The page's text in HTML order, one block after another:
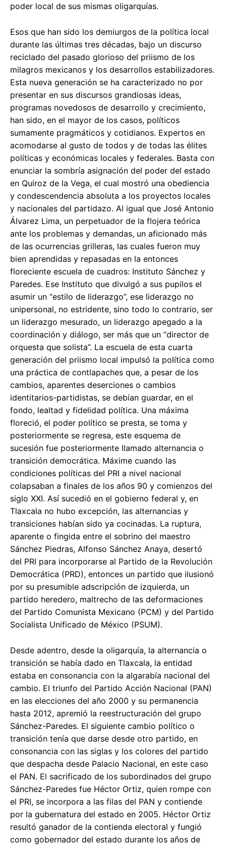
poder local de sus mismas oligarquías.
Esos que han sido los demiurgos de la política local
durante las últimas tres décadas, bajo un discurso
reciclado del pasado glorioso del priismo de los
milagros mexicanos y los desarrollos estabilizadores.
Esta nueva generación se ha caracterizado no por
presentar en sus discursos grandiosas ideas,
programas novedosos de desarrollo y crecimiento,
han sido, en el mayor de los casos, políticos
sumamente pragmáticos y cotidianos. Expertos en
acomodarse al gusto de todos y de todas las élites
políticas y económicas locales y federales. Basta con
enunciar la sombría asignación del poder del estado
en Quiroz de la Vega, el cual mostró una obediencia
y condescendencia absoluta a los proyectos locales
y nacionales del partidazo. Al igual que José Antonio
Álvarez Lima, un perpetuador de la flojera teórica
ante los problemas y demandas, un aficionado más
de las ocurrencias grilleras, las cuales fueron muy
bien aprendidas y repasadas en la entonces
floreciente escuela de cuadros: Instituto Sánchez y
Paredes. Ese Instituto que divulgó a sus pupilos el
asumir un “estilo de liderazgo”, ese liderazgo no
unipersonal, no estridente, sino todo lo contrario, ser
un liderazgo mesurado, un liderazgo apegado a la
coordinación y diálogo, ser más que un “director de
orquesta que solista”. La escuela de esta cuarta
generación del priismo local impulsó la política como
una práctica de contlapaches que, a pesar de los
cambios, aparentes deserciones o cambios
identitarios-partidistas, se debían guardar, en el
fondo, lealtad y fidelidad política. Una máxima
floreció, el poder político se presta, se toma y
posteriormente se regresa, este esquema de
sucesión fue posteriormente llamado alternancia o
transición democrática. Máxime cuando las
condiciones políticas del PRI a nivel nacional
colapsaban a finales de los años 90 y comienzos del
siglo XXI. Así sucedió en el gobierno federal y, en
Tlaxcala no hubo excepción, las alternancias y
transiciones habían sido ya cocinadas. La ruptura,
aparente o fingida entre el sobrino del maestro
Sánchez Piedras, Alfonso Sánchez Anaya, desertó
del PRI para incorporarse al Partido de la Revolución
Democrática (PRD), entonces un partido que ilusionó
por su presumible adscripción de izquierda, un
partido heredero, maltrecho de las deformaciones
del Partido Comunista Mexicano (PCM) y del Partido
Socialista Unificado de México (PSUM).
Desde adentro, desde la oligarquía, la alternancia o
transición se había dado en Tlaxcala, la entidad
estaba en consonancia con la algarabía nacional del
cambio. El triunfo del Partido Acción Nacional (PAN)
en las elecciones del año 2000 y su permanencia
hasta 2012, apremió la reestructuración del grupo
Sánchez-Paredes. El siguiente cambio político o
transición tenía que darse desde otro partido, en
consonancia con las siglas y los colores del partido
que despacha desde Palacio Nacional, en este caso
el PAN. El sacrificado de los subordinados del grupo
Sánchez-Paredes fue Héctor Ortiz, quien rompe con
el PRI, se incorpora a las filas del PAN y contiende
por la gubernatura del estado en 2005. Héctor Ortiz
resultó ganador de la contienda electoral y fungió
como gobernador del estado durante los años de